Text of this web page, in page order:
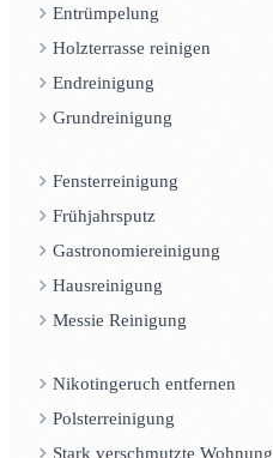
Entrümpelung
Holzterrasse reinigen
Endreinigung
Grundreinigung
Fensterreinigung
Frühjahrsputz
Gastronomiereinigung
Hausreinigung
Messie Reinigung
Nikotingeruch entfernen
Polsterreinigung
Stark verschmutzte Wohnung